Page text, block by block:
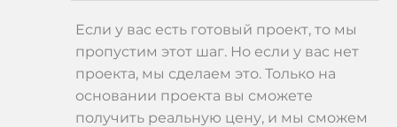
Если у вас есть готовый проект, то мы
пропустим этот шаг. Но если у вас нет
проекта, мы сделаем это. Только на
основании проекта вы сможете
получить реальную цену, и мы сможем